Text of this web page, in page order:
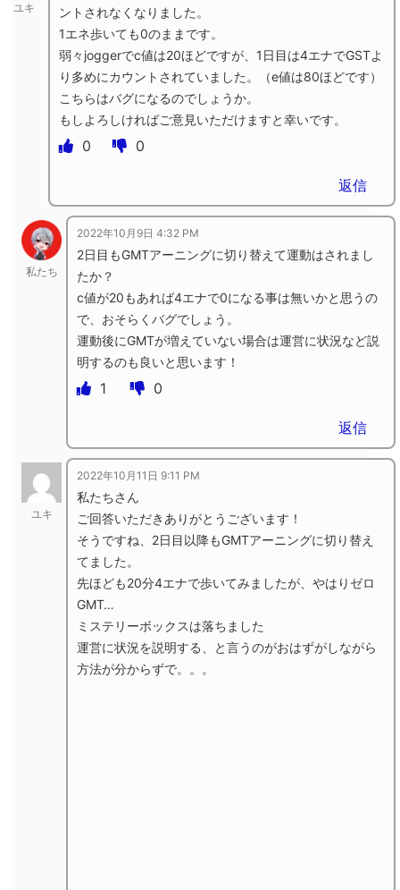
ユキ
ントされなくなりました。
1エネ歩いても0のままです。
弱々joggerでc値は20ほどですが、1日目は4エナでGSTよ
り多めにカウントされていました。（e値は80ほどです）
こちらはバグになるのでしょうか。
もしよろしければご意見いただけますと幸いです。
0 0
返信
私たち
2022年10月9日 4:32 PM
2日目もGMTアーニングに切り替えて運動はされまし
たか？
c値が20もあれば4エナで0になる事は無いかと思うの
で、おそらくバグでしょう。
運動後にGMTが増えていない場合は運営に状況など説
明するのも良いと思います！
1 0
返信
ユキ
2022年10月11日 9:11 PM
私たちさん
ご回答いただきありがとうございます！
そうですね、2日目以降もGMTアーニングに切り替え
てました。
先ほども20分4エナで歩いてみましたが、やはりゼロ
GMT…
ミステリーボックスは落ちました
運営に状況を説明する、と言うのがおはずがしながら
方法が分からずで。。。